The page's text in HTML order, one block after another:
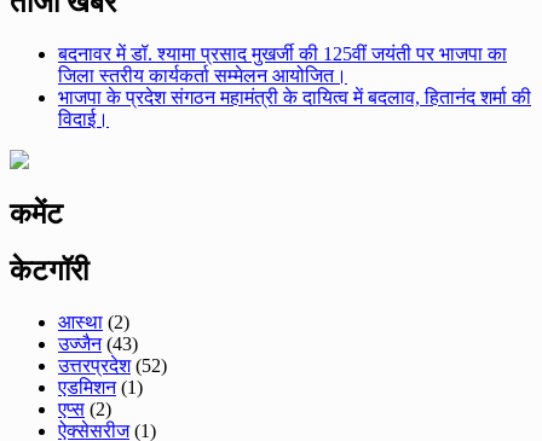
बदनावर में डॉ. श्यामा प्रसाद मुखर्जी की 125वीं जयंती पर भाजपा का
जिला स्तरीय कार्यकर्ता सम्मेलन आयोजित।
भाजपा के प्रदेश संगठन महामंत्री के दायित्व में बदलाव, हितानंद शर्मा की
विदाई।
कमेंट
केटगॉरी
आस्था (2)
उज्जैन(43)
उत्तरप्रदेश(52)
एडमिशन(1)
एप्स (2)
ऐक्सेसरीज(1)